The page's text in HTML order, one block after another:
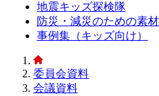
地震キッズ探検隊
防災・減災のための素
事例集（キッズ向け）
委員会資料
会議資料